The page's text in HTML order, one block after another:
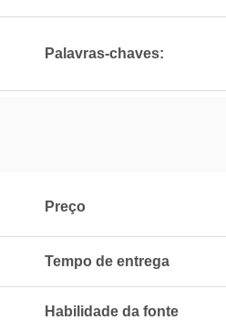
Palavras-chaves:
Preço
Tempo de entrega
Habilidade da fonte